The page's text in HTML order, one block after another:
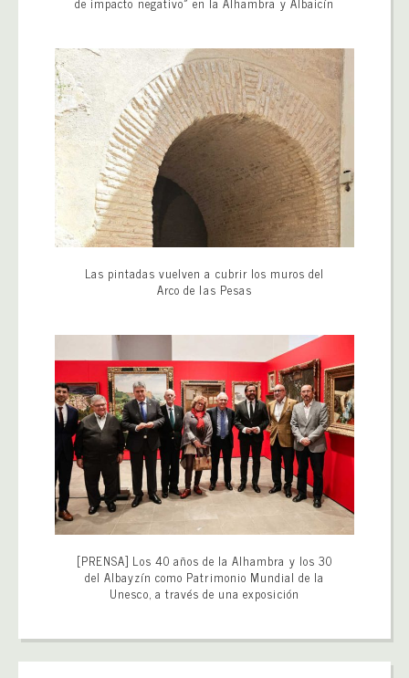
Las pintadas vuelven a cubrir los muros del
Arco de las Pesas
[PRENSA] Los 40 años de la Alhambra y los 30
del Albayzín como Patrimonio Mundial de la
Unesco, a través de una exposición